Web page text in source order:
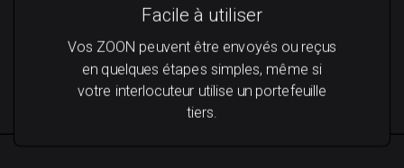
Facile à utiliser
Vos ZOON peuvent être envoyés ou reçus
en quelques étapes simples, même si
votre interlocuteur utilise un portefeuille
tiers.